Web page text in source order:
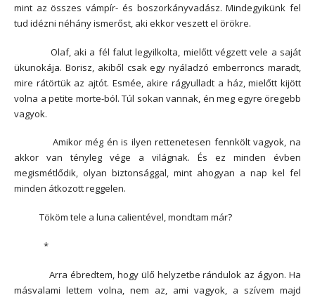
mint az összes vámpír- és boszorkányvadász. Mindegyikünk fel
tud idézni néhány ismerőst, aki ekkor veszett el örökre.
Olaf, aki a fél falut legyilkolta, mielőtt végzett vele a saját
ükunokája. Borisz, akiből csak egy nyáladzó emberroncs maradt,
mire rátörtük az ajtót. Esmée, akire rágyulladt a ház, mielőtt kijött
volna a petite morte-ból. Túl sokan vannak, én meg egyre öregebb
vagyok.
Amikor még én is ilyen rettenetesen fennkölt vagyok, na
akkor van tényleg vége a világnak. És ez minden évben
megismétlődik, olyan biztonsággal, mint ahogyan a nap kel fel
minden átkozott reggelen.
Tököm tele a luna calientével, mondtam már?
*
Arra ébredtem, hogy ülő helyzetbe rándulok az ágyon. Ha
másvalami lettem volna, nem az, ami vagyok, a szívem majd